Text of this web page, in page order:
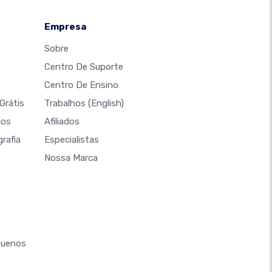
Empresa
Sobre
Centro De Suporte
Centro De Ensino
Trabalhos (English)
Afiliados
Especialistas
Nossa Marca